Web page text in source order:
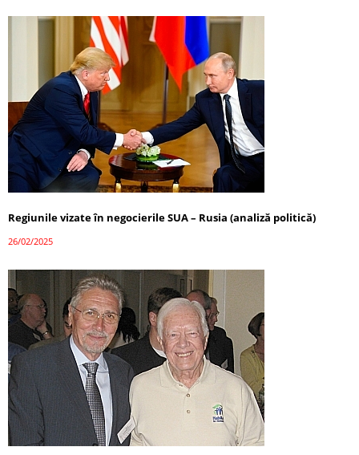
Regiunile vizate în negocierile SUA – Rusia (analiză politică)
26/02/2025